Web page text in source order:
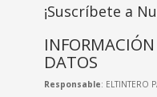
¡Suscríbete a
DATOS
Responsable: ELTINTERO